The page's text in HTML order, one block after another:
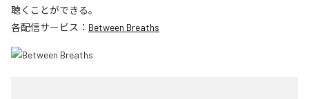
聴くことができる。
各配信サービス： Between Breaths